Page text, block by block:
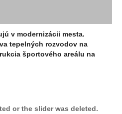
v modernizácii mesta.
tepelných rozvodov na
športového areálu na
or the slider was deleted.